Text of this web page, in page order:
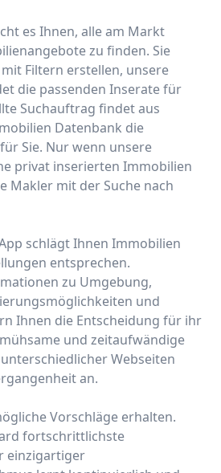
es Ihnen, alle am Markt
zu finden. Sie
Filtern erstellen, unsere
die passenden Inserate für
Suchauftrag findet aus
Datenbank die
Sie. Nur wenn unsere
privat inserierten Immobilien
Makler mit der Suche nach
schlägt Ihnen Immobilien
entsprechen.
zu Umgebung,
und
Ihnen die Entscheidung für ihr
und zeitaufwändige
Webseiten
an.
Vorschläge erhalten.
fortschrittlichste
einzigartiger